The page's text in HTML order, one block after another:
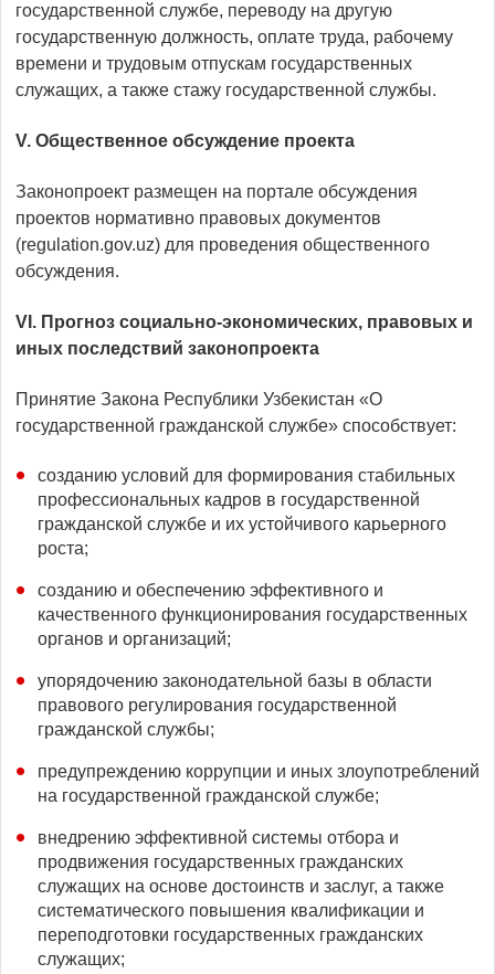
государственной службе, переводу на другую
государственную должность, оплате труда, рабочему
времени и трудовым отпускам государственных
служащих, а также стажу государственной службы.
V. Общественное обсуждение проекта
Законопроект размещен на портале обсуждения
проектов нормативно правовых документов
(regulation.gov.uz) для проведения общественного
обсуждения.
VI . Прогноз социально-экономических, правовых и
иных последствий законопроекта
Принятие Закона Республики Узбекистан «О
государственной гражданской службе» способствует:
созданию условий для формирования стабильных
профессиональных кадров в государственной
гражданской службе и их устойчивого карьерного
роста;
созданию и обеспечению эффективного и
качественного функционирования государственных
органов и организаций;
упорядочению законодательной базы в области
правового регулирования государственной
гражданской службы;
предупреждению коррупции и иных злоупотреблений
на государственной гражданской службе;
внедрению эффективной системы отбора и
продвижения государственных гражданских
служащих на основе достоинств и заслуг, а также
систематического повышения квалификации и
переподготовки государственных гражданских
служащих;